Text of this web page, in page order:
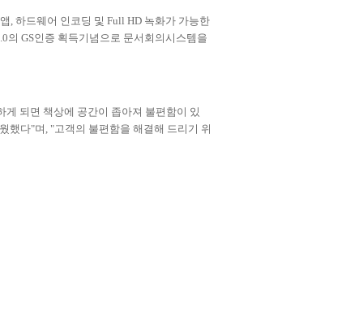
하드웨어 인코딩 및 Full HD 녹화가 가능한
의 GS인증 획득기념으로 문서회의시스템을
되면 책상에 공간이 좁아져 불편함이 있
했다"며 , "고객의 불편함을 해결해 드리기 위